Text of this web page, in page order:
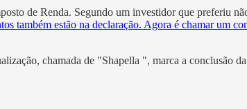
de Renda. Segundo um investidor que preferiu
também estão na declaração. Agora é chamar um
chamada de "Shapella ", marca a conclusão